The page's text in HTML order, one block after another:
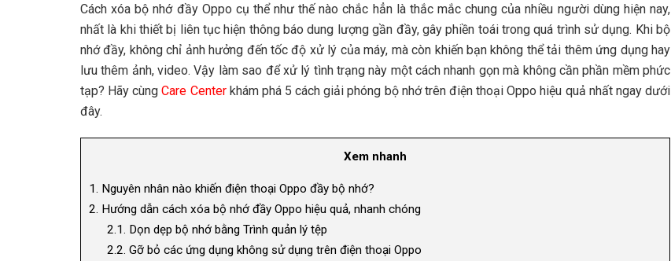
Cách xóa bộ nhớ đầy Oppo cụ thể như thế nào chắc hẳn là thắc mắc chung của nhiều người dùng hiện nay,
nhất là khi thiết bị liên tục hiện thông báo dung lượng gần đầy, gây phiền toái trong quá trình sử dụng. Khi bộ
nhớ đầy, không chỉ ảnh hưởng đến tốc độ xử lý của máy, mà còn khiến bạn không thể tải thêm ứng dụng hay
lưu thêm ảnh, video. Vậy làm sao để xử lý tình trạng này một cách nhanh gọn mà không cần phần mềm phức
tạp? Hãy cùngCare Centerkhám phá 5 cách giải phóng bộ nhớ trên điện thoại Oppo hiệu quả nhất ngay dưới
đây.
Xem nhanh
1. Nguyên nhân nào khiến điện thoại Oppo đầy bộ nhớ?
2. Hướng dẫn cách xóa bộ nhớ đầy Oppo hiệu quả, nhanh chóng
2.1. Dọn dẹp bộ nhớ bằng Trình quản lý tệp
2.2. Gỡ bỏ các ứng dụng không sử dụng trên điện thoại Oppo